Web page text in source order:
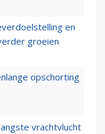
en
groeien
opschorting
vrachtvlucht